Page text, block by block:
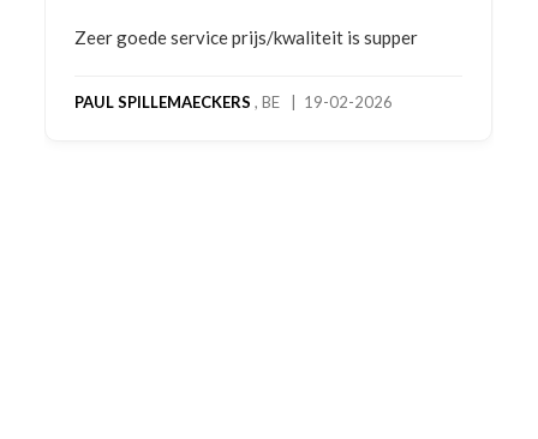
is supper
Bestelling gedaan vanwege goede
bestelling al ontvangen met gifts,